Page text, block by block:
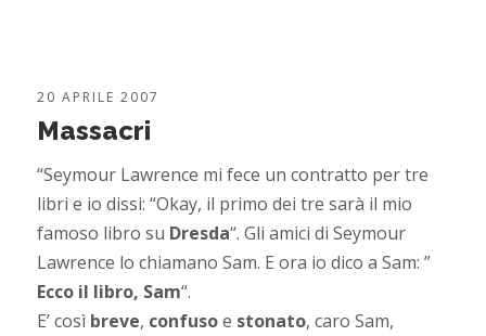
20 APRILE 2007
Massacri
“Seymour Lawrence mi fece un contratto per tre
libri e io dissi: “Okay, il primo dei tre sarà il mio
famoso libro su Dresda“. Gli amici di Seymour
Lawrence lo chiamano Sam. E ora io dico a Sam: ”
Ecco il libro, Sam“.
E’ così breve, confusoe stonato, caro Sam,